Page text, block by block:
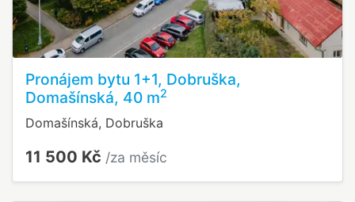
Pronájem bytu 1+1, Dobruška,
Domašínská, 40 m2
Domašínská, Dobruška
11 500 Kč /za měsíc